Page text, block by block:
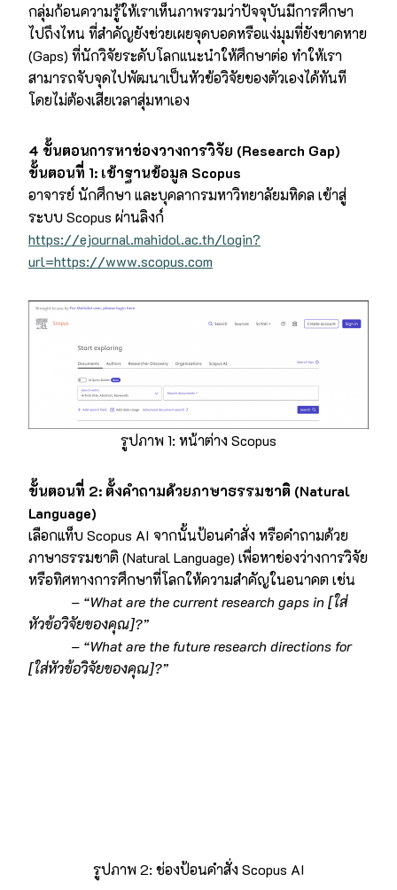
กลุ่มก้อนความรู้ให้เราเห็นภาพรวมว่าปัจจุบันมีการศึกษา
ไปถึงไหน ที่สำคัญยังช่วยเผยจุดบอดหรือแง่มุมที่ยังขาดหาย
(Gaps) ที่นักวิจัยระดับโลกแนะนำให้ศึกษาต่อ ทำให้เรา
สามารถจับจุดไปพัฒนาเป็นหัวข้อวิจัยของตัวเองได้ทันที
โดยไม่ต้องเสียเวลาสุ่มหาเอง
4 ขั้นตอนการหาช่องวางการวิจัย (Research Gap)
ขั้นตอนที่ 1: เข้าฐานข้อมูล Scopus
อาจารย์ นักศึกษา และบุคลากรมหาวิทยาลัยมหิดล เข้าสู่
ระบบ Scopus ผ่านลิงก์
https://ejournal.mahidol.ac.th/login?
url=https://www.scopus.com
รูปภาพ 1: หน้าต่าง Scopus
ขั้นตอนที่ 2: ตั้งคำถามด้วยภาษาธรรมชาติ (Natural
Language)
เลือกแท็บ Scopus AI จากนั้นป้อนคำสั่ง หรือคำถามด้วย
ภาษาธรรมชาติ (Natural Language) เพื่อหาช่องว่างการวิจัย
หรือทิศทางการศึกษาที่โลกให้ความสำคัญในอนาคต เช่น
– “What are the current research gaps in [ใส่
หัวข้อวิจัยของคุณ]?”
– “What are the future research directions for
[ใส่หัวข้อวิจัยของคุณ]?”
รูปภาพ 2: ช่องป้อนคำสั่ง Scopus AI